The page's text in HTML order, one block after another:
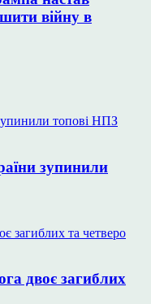
війну в
зупинили
двоє загиблих